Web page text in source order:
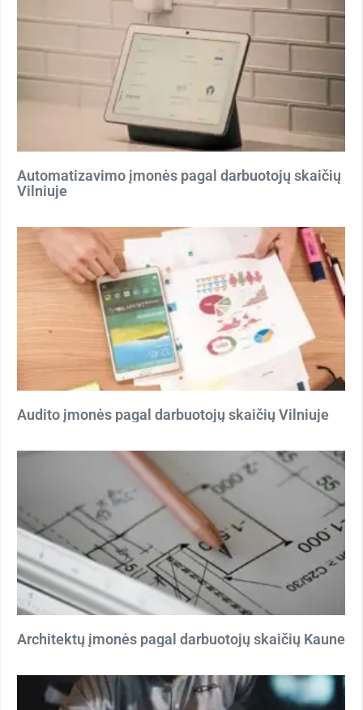
Automatizavimo įmonės pagal darbuotojų skaičių
Vilniuje
Audito įmonės pagal darbuotojų skaičių Vilniuje
Architektų įmonės pagal darbuotojų skaičių Kaune